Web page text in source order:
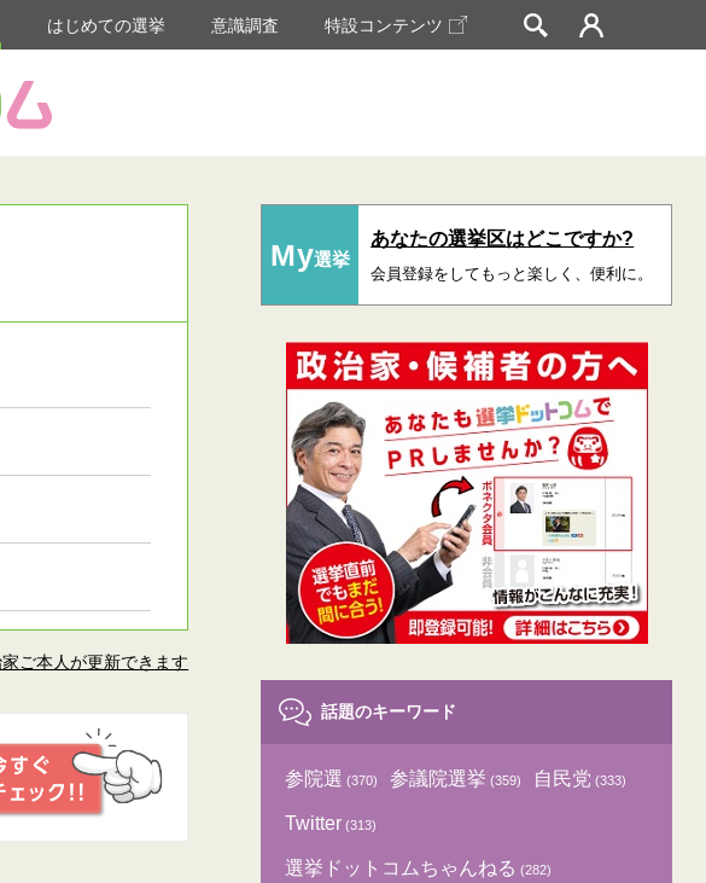
はじめての選挙 意識調査 特設コンテンツ
ご本人が更新できます
My選挙
あなたの選挙区はどこですか?
会員登録をしてもっと楽しく、便利に。
話題のキーワード
参院選 (370) 参議院選挙 (359) 自民党 (333)
Twitter (313)
選挙ドットコムちゃんねる (282)